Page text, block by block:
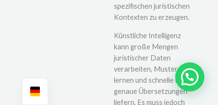
spezifischen juristischen
Kontexten zu erzeugen.
Künstliche Intelligenz
kann große Mengen
juristischer Daten
verarbeiten, Muster
lernen und schnelle und
genaue Übersetzungen
liefern. Es muss jedoch
Brauchen Sie Hilfe?